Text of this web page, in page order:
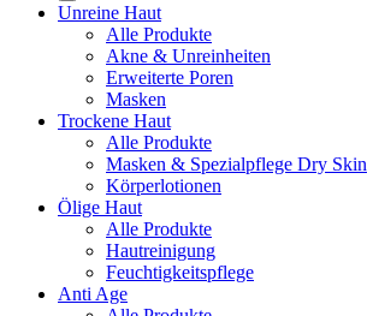
Unreine Haut
Alle Produkte
Akne & Unreinheiten
Erweiterte Poren
Masken
Trockene Haut
Alle Produkte
Masken & Spezialpflege Dry Skin
Körperlotionen
Ölige Haut
Alle Produkte
Hautreinigung
Feuchtigkeitspflege
Anti Age